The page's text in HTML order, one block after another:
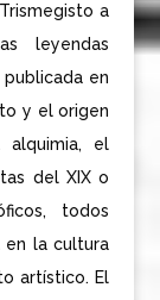
a
leyendas
en
y el origen
alquimia, el
del XIX o
todos
en la cultura
artístico. El